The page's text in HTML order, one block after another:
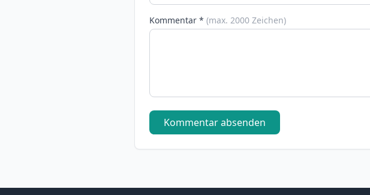
Kommentar * (max. 2000 Zeichen)
Kommentar absenden